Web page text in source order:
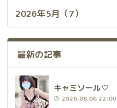
2026年5月（7）
最新の記事
キャミソール♡
2026.08.06 22:00